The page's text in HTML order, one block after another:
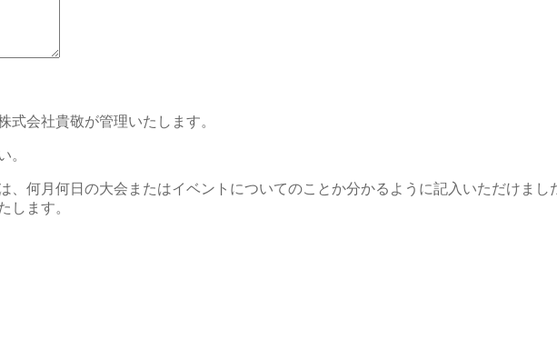
式会社貴敬が管理いたします。
。
何月何日の大会またはイベントについてのことか分かるように記入いただけまし
します。